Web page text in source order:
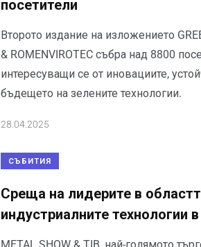
посетители
Второто издание на изложението
& ROMENVIROTEC събра над 8800
интересуващи се от иновациите,
бъдещето на зелените технологии.
28.04.2025
СЪБИТИЯ
Среща на лидерите в
индустриалните технологии